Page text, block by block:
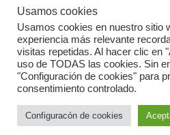
Usamos cookies
Usamos cookies en nuestro sitio
experiencia más relevante
visitas repetidas. Al hacer clic en
uso de TODAS las cookies. Sin
"Configuración de cookies" para
consentimiento controlado.
Configuracón de cookies